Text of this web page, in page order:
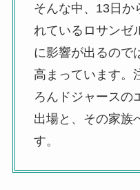
そんな中、13日か
れているロサンゼ
に影響が出るので
高まっています。
ろんドジャースの
出場と、その家族
す。